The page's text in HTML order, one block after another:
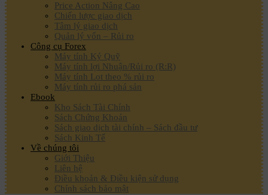
Price Action Nâng Cao
Chiến lược giao dịch
Tâm lý giao dịch
Quản lý vốn – Rủi ro
Công cụ Forex
Máy tính Ký Quỹ
Máy tính lợi Nhuận/Rủi ro (R:R)
Máy tính Lot theo % rủi ro
Máy tính rủi ro phá sản
Ebook
Kho Sách Tài Chính
Sách Chứng Khoán
Sách giao dịch tài chính – Sách đầu tư
Sách Kinh Tế
Về chúng tôi
Giới Thiệu
Liên hệ
Điều khoản & Điều kiện sử dụng
Chính sách bảo mật